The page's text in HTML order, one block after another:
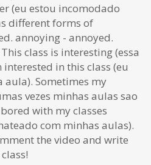
(eu estou incomodado
different forms of
annoying - annoyed.
class is interesting (essa
in this class (eu
aula). Sometimes my
vezes minhas aulas sao
with my classes
com minhas aulas).
the video and write